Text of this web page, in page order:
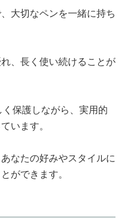
大切なペンを一緒に持ち
、長く使い続けることが
保護しながら、実用的
います。
なたの好みやスタイルに
ができます。